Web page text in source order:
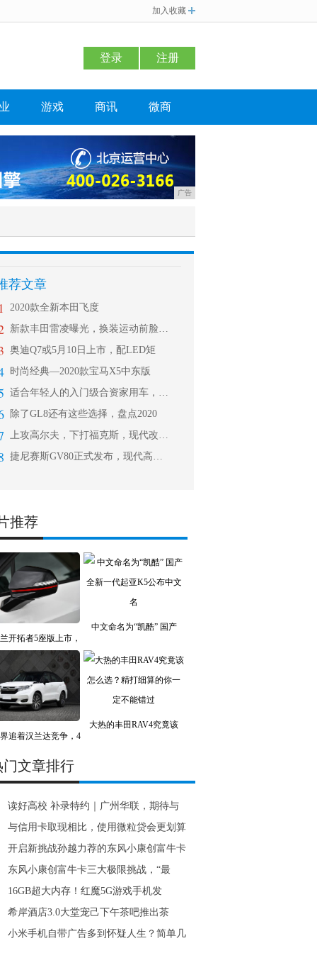
加入收藏
登录 注册
游戏 商讯 微商
广告
荐文章
2020款全新本田飞度
新款丰田雷凌曝光，换装运动前脸，搭载
奥迪Q7或5月10日上市，配LED矩
时尚经典—2020款宝马X5中东版
适合年轻人的入门级合资家用车，售5.
除了GL8还有这些选择，盘点2020
上攻高尔夫，下打福克斯，现代改款i3
捷尼赛斯GV80正式发布，现代高端品
推荐
开拓者5座版上市，
中文命名为“凯酷” 国产
追着汉兰达竞争，4
大热的丰田RAV4究竟该
门文章排行
读好高校 补录特约｜广州华联，期待与
与信用卡取现相比，使用微粒贷会更划算
开启新挑战孙越力荐的东风小康创富牛卡
东风小康创富牛卡三大极限挑战，“最
16GB超大内存！红魔5G游戏手机发
希岸酒店3.0大堂宠己下午茶吧推出茶
小米手机自带广告多到怀疑人生？简单几